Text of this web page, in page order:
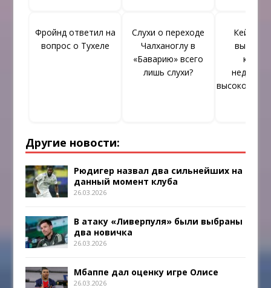
Фройнд ответил на
вопрос о Тухеле
Слухи о переходе
Чалханоглу в
«Баварию» всего
лишь слухи?
Кейн
Другие новости:
Рюдигер назвал два сильнейших на
данный момент клуба
26.03.2026
В атаку «Ливерпуля» были выбраны
два новичка
26.03.2026
Мбаппе дал оценку игре Олисе
26.03.2026